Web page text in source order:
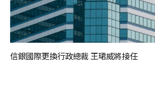
信銀國際更換行政總裁 王珺威將接任